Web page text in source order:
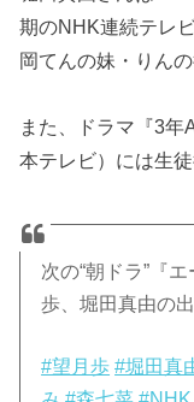
期のNHK連続テレ
岡てんの妹・りん
また、ドラマ『3年
本テレビ）には生
次の“朝ドラ”『
歩、堀田真由の
#望月歩 #堀田真